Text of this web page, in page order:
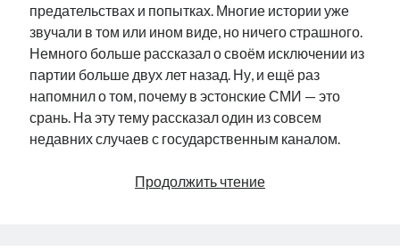
предательствах и попытках. Многие истории уже
звучали в том или ином виде, но ничего страшного.
Немного больше рассказал о своём исключении из
партии больше двух лет назад. Ну, и ещё раз
напомнил о том, почему в эстонские СМИ — это
срань. На эту тему рассказал один из совсем
недавних случаев с государственным каналом.
Продолжить чтениеМои